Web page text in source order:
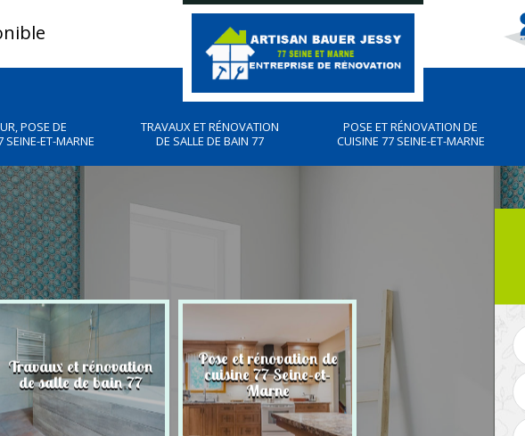
POSE DE
SEINE-ET-MARNE
TRAVAUX ET RÉNOVATION
DE SALLE DE BAIN 77
POSE ET RÉNOVATION DE
CUISINE 77 SEINE-ET-MARNE
Travaux et rénovation
de salle de bain 77
Pose et rénovation de
cuisine 77 Seine-et-
Marne
Plombier, travaux de